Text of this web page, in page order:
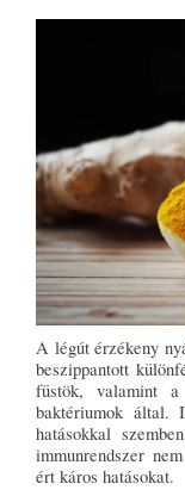
A légút érzékeny
beszippantott
füstök, valamint
baktériumok által.
hatásokkal
immunrendszer
ért káros hatásokat.